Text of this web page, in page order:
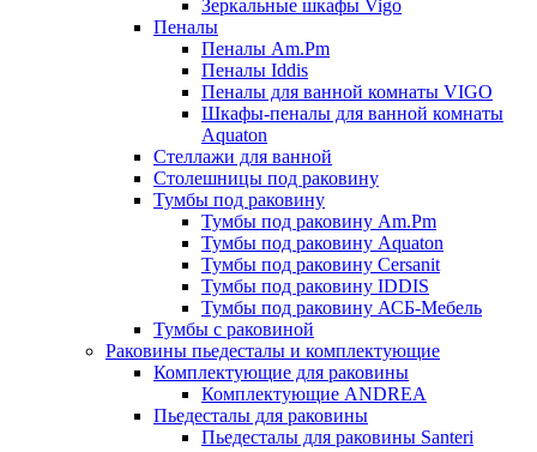
Зеркальные шкафы Vigo
Пеналы
Пеналы Am.Pm
Пеналы Iddis
Пеналы для ванной комнаты VIGO
Шкафы-пеналы для ванной комнаты
Aquaton
Стеллажи для ванной
Столешницы под раковину
Тумбы под раковину
Тумбы под раковину Am.Pm
Тумбы под раковину Aquaton
Тумбы под раковину Cersanit
Тумбы под раковину IDDIS
Тумбы под раковину АСБ-Мебель
Тумбы с раковиной
Раковины пьедесталы и комплектующие
Комплектующие для раковины
Комплектующие ANDREA
Пьедесталы для раковины
Пьедесталы для раковины Santeri